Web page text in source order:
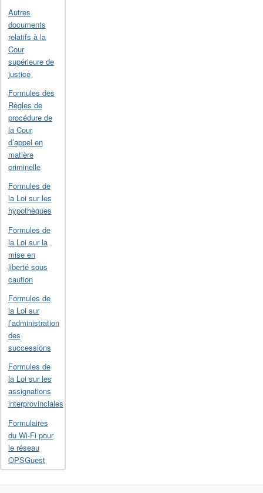
Autres
documents
relatifs à la
Cour
supérieure de
justice
Formules des
Règles de
procédure de
la Cour
d’appel en
matière
criminelle
Formules de
la Loi sur les
hypothèques
Formules de
la Loi sur la
mise en
liberté sous
caution
Formules de
la Loi sur
l’administration
des
successions
Formules de
la Loi sur les
assignations
interprovinciales
Formulaires
du Wi-Fi pour
le réseau
OPSGuest